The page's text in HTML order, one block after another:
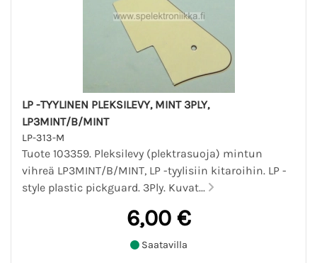
LP -TYYLINEN PLEKSILEVY, MINT 3PLY,
LP3MINT/B/MINT
LP-313-M
Tuote 103359. Pleksilevy (plektrasuoja) mintun
vihreä LP3MINT/B/MINT, LP -tyylisiin kitaroihin. LP -
style plastic pickguard. 3Ply. Kuvat...
6,00 €
Saatavilla